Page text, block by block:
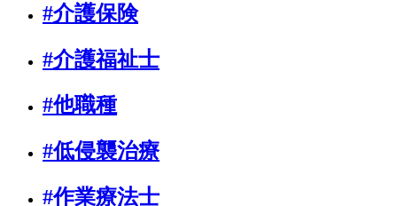
#介護保険
#介護福祉士
#他職種
#低侵襲治療
#作業療法士